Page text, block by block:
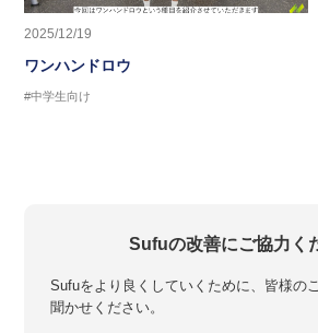
2025/12/19
ワンハンドロウ
#中学生向け
Sufuの改善にご協力く
Sufuをより良くしていくために、皆様の
聞かせください。